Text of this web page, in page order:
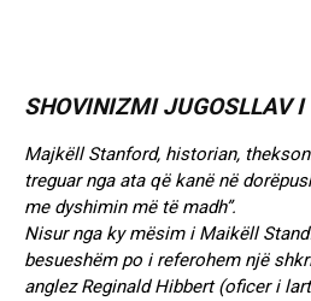
SHOVINIZMI JUGOSLLAV I
Majkëll Stanford, historian,
treguar nga ata që kanë në
me dyshimin më të madh”.
Nisur nga ky mësim i Maikëll
besueshëm po i referohem një
anglez Reginald Hibbert (oficer i